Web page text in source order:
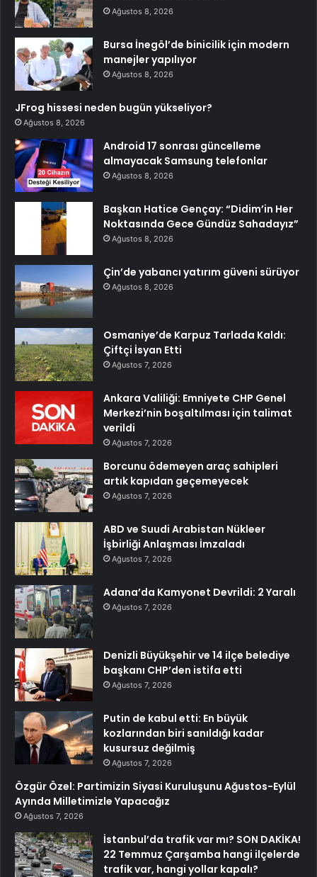
Ağustos 8, 2026
Bursa İnegöl’de binicilik için modern
manejler yapılıyor
Ağustos 8, 2026
JFrog hissesi neden bugün yükseliyor?
Ağustos 8, 2026
Android 17 sonrası güncelleme
almayacak Samsung telefonlar
Ağustos 8, 2026
Başkan Hatice Gençay: “Didim’in Her
Noktasında Gece Gündüz Sahadayız”
Ağustos 8, 2026
Çin’de yabancı yatırım güveni sürüyor
Ağustos 8, 2026
Osmaniye’de Karpuz Tarlada Kaldı:
Çiftçi İsyan Etti
Ağustos 7, 2026
Ankara Valiliği: Emniyete CHP Genel
Merkezi’nin boşaltılması için talimat
verildi
Ağustos 7, 2026
Borcunu ödemeyen araç sahipleri
artık kapıdan geçemeyecek
Ağustos 7, 2026
ABD ve Suudi Arabistan Nükleer
İşbirliği Anlaşması İmzaladı
Ağustos 7, 2026
Adana’da Kamyonet Devrildi: 2 Yaralı
Ağustos 7, 2026
Denizli Büyükşehir ve 14 ilçe belediye
başkanı CHP’den istifa etti
Ağustos 7, 2026
Putin de kabul etti: En büyük
kozlarından biri sanıldığı kadar
kusursuz değilmiş
Ağustos 7, 2026
Özgür Özel: Partimizin Siyasi Kuruluşunu Ağustos-Eylül
Ayında Milletimizle Yapacağız
Ağustos 7, 2026
İstanbul’da trafik var mı? SON DAKİKA!
22 Temmuz Çarşamba hangi ilçelerde
trafik var, hangi yollar kapalı?